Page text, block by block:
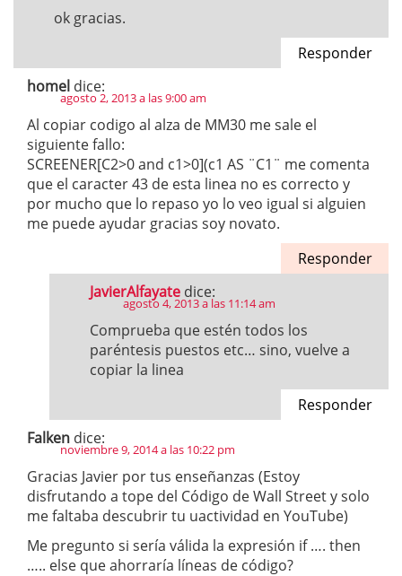
ok gracias.
Responder
homel dice:
agosto 2, 2013 a las 9:00 am
Al copiar codigo al alza de MM30 me sale el
siguiente fallo:
SCREENER[C2>0 and c1>0](c1 AS ¨C1¨ me comenta
que el caracter 43 de esta linea no es correcto y
por mucho que lo repaso yo lo veo igual si alguien
me puede ayudar gracias soy novato.
Responder
JavierAlfayate dice:
agosto 4, 2013 a las 11:14 am
Comprueba que estén todos los
paréntesis puestos etc… sino, vuelve a
copiar la linea
Responder
Falken dice:
noviembre 9, 2014 a las 10:22 pm
Gracias Javier por tus enseñanzas (Estoy
disfrutando a tope del Código de Wall Street y solo
me faltaba descubrir tu uactividad en YouTube)
Me pregunto si sería válida la expresión if …. then
….. else que ahorraría líneas de código?